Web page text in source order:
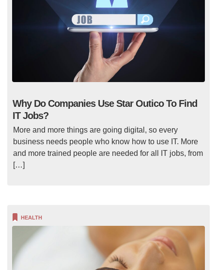
Why Do Companies Use Star Outico To Find
IT Jobs?
More and more things are going digital, so every
business needs people who know how to use IT. More
and more trained people are needed for all IT jobs, from
[…]
HEALTH